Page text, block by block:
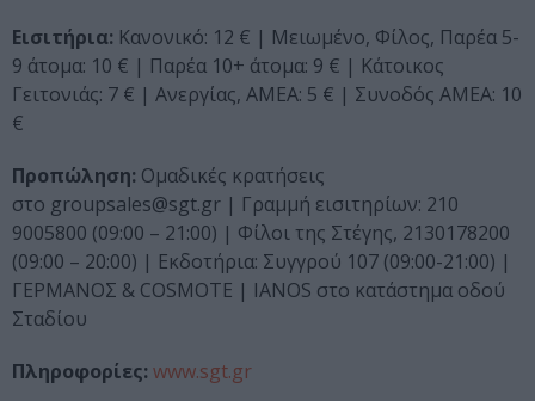
Εισιτήρια: Κανονικό: 12 € | Μειωμένο, Φίλος, Παρέα 5-
9 άτομα: 10 € | Παρέα 10+ άτομα: 9 € | Κάτοικος
Γειτονιάς: 7 € | Ανεργίας, ΑΜΕΑ: 5 € | Συνοδός ΑΜΕΑ: 10
€
Προπώληση: Ομαδικές κρατήσεις
στο groupsales@sgt.gr | Γραμμή εισιτηρίων: 210
9005800 (09:00 – 21:00) | Φίλοι της Στέγης, 2130178200
(09:00 – 20:00) | Εκδοτήρια: Συγγρού 107 (09:00-21:00) |
ΓΕΡΜΑΝΟΣ & COSMOTE | IANOS στο κατάστημα οδού
Σταδίου
Πληροφορίες: www.sgt.gr